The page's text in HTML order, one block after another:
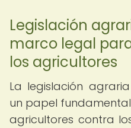
Legislación
marco legal
los agricultores
La legislación
un papel
agricultores contra